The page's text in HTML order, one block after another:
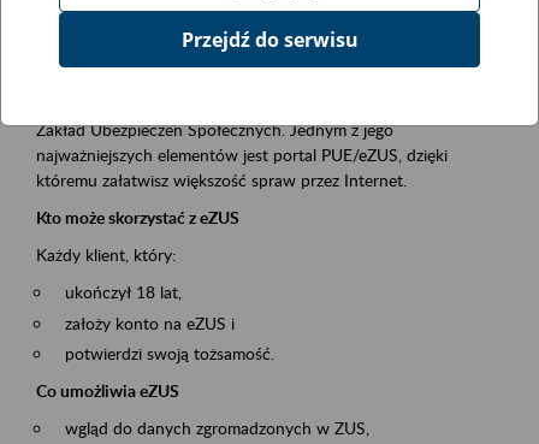
Event description
Platforma Usług Elektronicznych ZUS eZUS
Zakład Ubezpieczeń Społecznych. Jednym z jego
najważniejszych elementów jest portal PUE/eZUS, dzięki
któremu załatwisz większość spraw przez Internet.
Kto może skorzystać z eZUS
Każdy klient, który:
ukończył 18 lat,
założy konto na eZUS i
potwierdzi swoją tożsamość.
Co umożliwia eZUS
wgląd do danych zgromadzonych w ZUS,
Przejdź do serwisu